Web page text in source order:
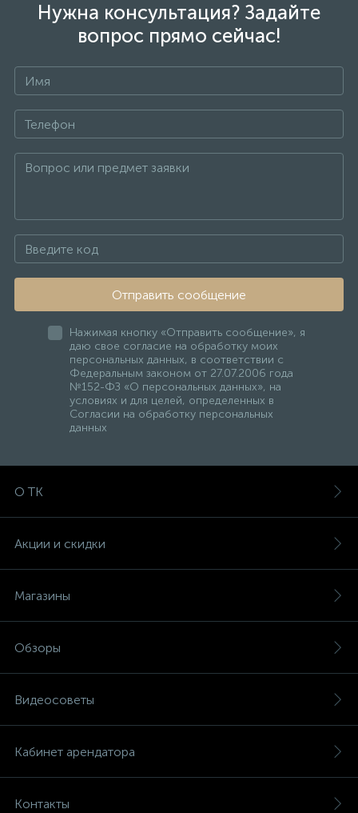
Нужна консультация? Задайте
вопрос прямо сейчас!
Отправить сообщение
Нажимая кнопку «Отправить сообщение», я
даю свое согласие на обработку моих
персональных данных, в соответствии с
Федеральным законом от 27.07.2006 года
№152-ФЗ «О персональных данных», на
условиях и для целей, определенных в
Согласии на обработку персональных
данных
О ТК
Акции и скидки
Магазины
Обзоры
Видеосоветы
Кабинет арендатора
Контакты